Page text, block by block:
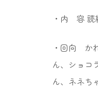
・内 容 読
・回向 か
ん、ショコ
ん、ネネち